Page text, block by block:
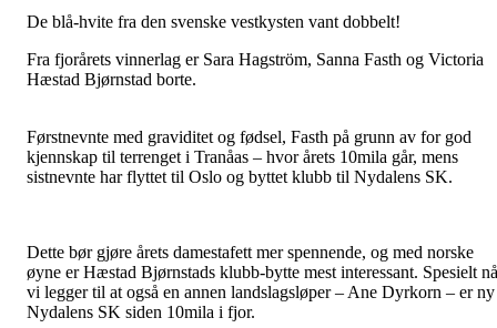
De blå-hvite fra den svenske vestkysten vant dobbelt!
Fra fjorårets vinnerlag er Sara Hagström, Sanna Fasth og Victoria
Hæstad Bjørnstad borte.
Førstnevnte med graviditet og fødsel, Fasth på grunn av for god
kjennskap til terrenget i Tranåas – hvor årets 10mila går, mens
sistnevnte har flyttet til Oslo og byttet klubb til Nydalens SK.
Dette bør gjøre årets damestafett mer spennende, og med norske
øyne er Hæstad Bjørnstads klubb-bytte mest interessant. Spesielt
vi legger til at også en annen landslagsløper – Ane Dyrkorn – er
Nydalens SK siden 10mila i fjor.